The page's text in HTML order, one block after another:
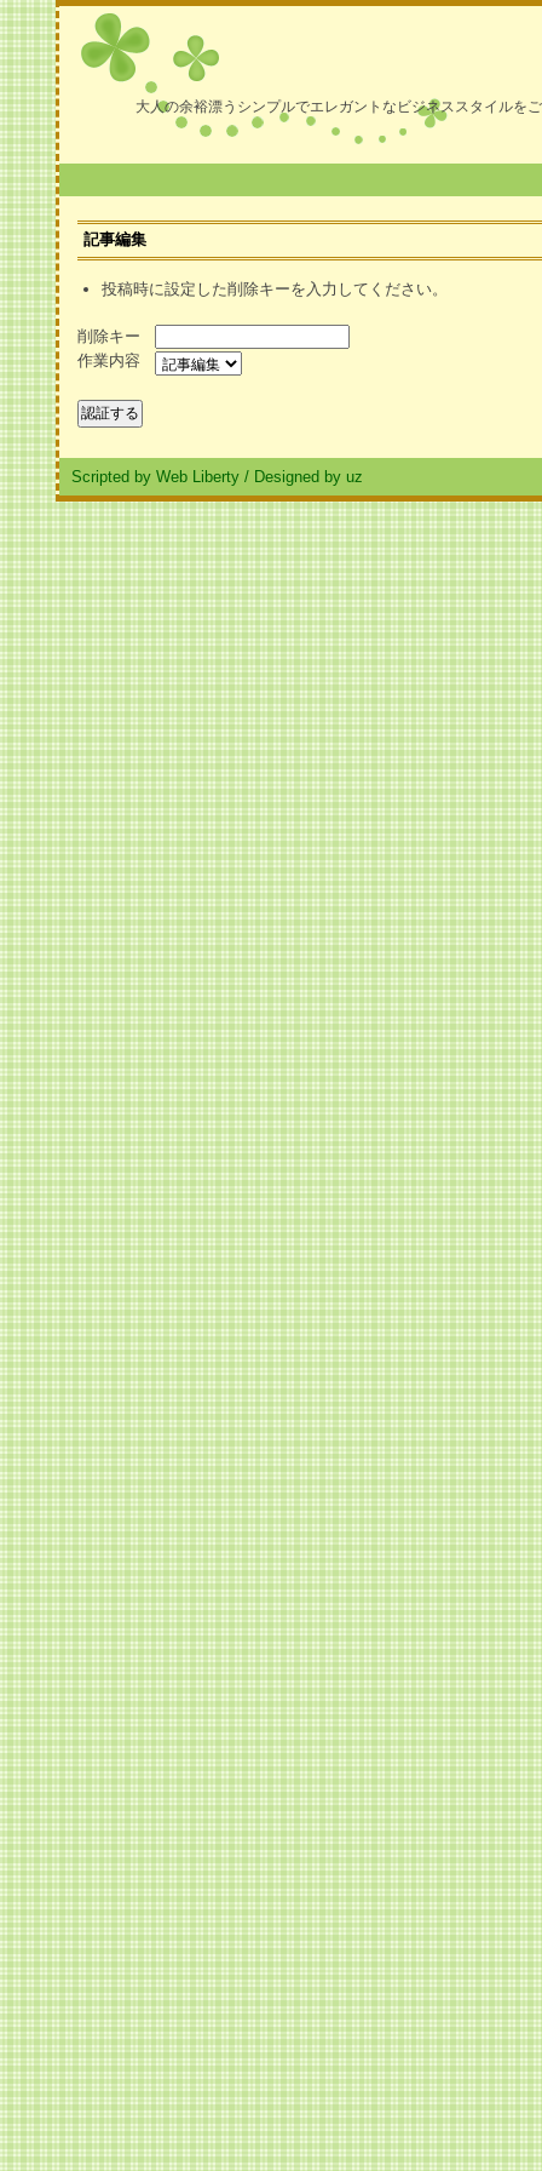
大人の余裕漂うシンプルでエレガントなビジネススタイルを
記事編集
投稿時に設定した削除キーを入力してください。
削除キー
作業内容
Scripted by Web Liberty / Designed by uz